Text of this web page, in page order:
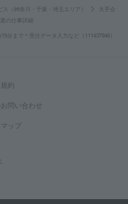
（神奈川・千葉・埼玉エリア）
大手企
の仕事詳細
分まで＊受注データ入力など（111437946）
規約
問い合わせ
ップ